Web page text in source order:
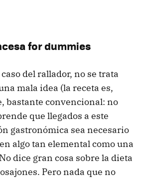
for dummies
del rallador, no se trata
mala idea (la receta es,
bastante convencional: no
que llegados a este
gastronómica sea necesario
algo tan elemental como una
dice gran cosa sobre la dieta
Pero nada que no